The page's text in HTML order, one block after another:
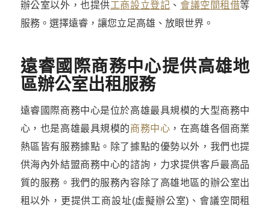
辦公室以外，也提供工商設立登記 、 會議空間租借等
服務。選擇遠睿，讓您立足高雄、放眼世界。
遠睿國際商務中心提供高雄地
區辦公室出租服務
遠睿國際商務中心是位於高雄最具規模的大型商務中
心，也是高雄最具規模的商務中心 ，在高雄各個商業
熱區皆有服務據點。除了據點的優勢以外，我們也提
供海內外結盟商務中心的諮詢，力求提供客戶最高品
質的服務。我們的服務內容除了高雄地區的辦公室出
租以外，更提供工商設址(虛擬辦公室)、會議空間租